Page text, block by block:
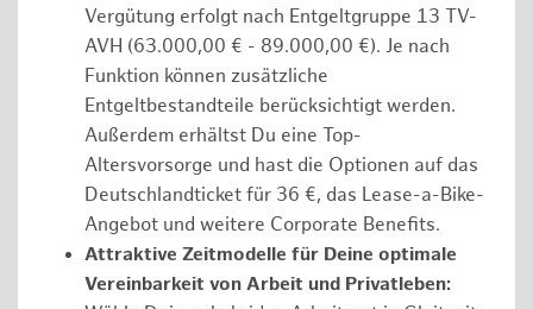
Vergütung erfolgt nach Entgeltgruppe 13 TV-
AVH (63.000,00 € - 89.000,00 €). Je nach
Funktion können zusätzliche
Entgeltbestandteile berücksichtigt werden.
Außerdem erhältst Du eine Top-
Altersvorsorge und hast die Optionen auf das
Deutschlandticket für 36 €, das Lease-a-Bike-
Angebot und weitere Corporate Benefits.
Attraktive Zeitmodelle für Deine optimale
Vereinbarkeit von Arbeit und Privatleben: